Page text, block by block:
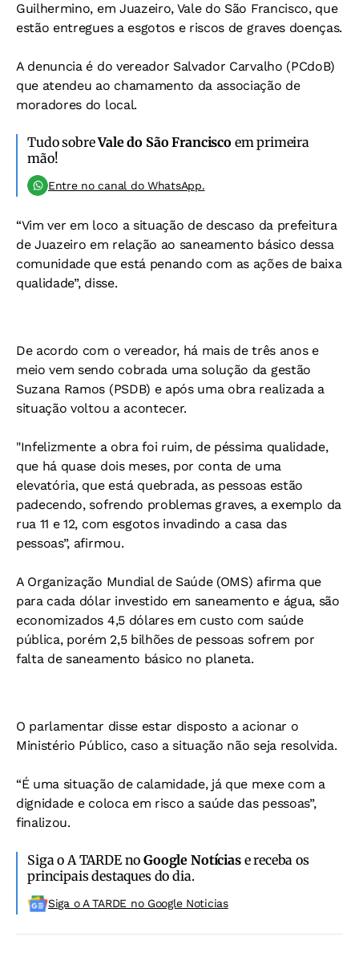
Guilhermino, em Juazeiro, Vale do São Francisco, que
estão entregues a esgotos e riscos de graves doenças.
A denuncia é do vereador Salvador Carvalho (PCdoB)
que atendeu ao chamamento da associação de
moradores do local.
Tudo sobreVale do São Francisco em primeira
mão!
Entre no canal do WhatsApp.
“Vim ver em loco a situação de descaso da prefeitura
de Juazeiro em relação ao saneamento básico dessa
comunidade que está penando com as ações de baixa
qualidade”, disse.
De acordo com o vereador, há mais de três anos e
meio vem sendo cobrada uma solução da gestão
Suzana Ramos (PSDB) e após uma obra realizada a
situação voltou a acontecer.
"Infelizmente a obra foi ruim, de péssima qualidade,
que há quase dois meses, por conta de uma
elevatória, que está quebrada, as pessoas estão
padecendo, sofrendo problemas graves, a exemplo da
rua 11 e 12, com esgotos invadindo a casa das
pessoas”, afirmou.
A Organização Mundial de Saúde (OMS) afirma que
para cada dólar investido em saneamento e água, são
economizados 4,5 dólares em custo com saúde
pública, porém 2,5 bilhões de pessoas sofrem por
falta de saneamento básico no planeta.
O parlamentar disse estar disposto a acionar o
Ministério Público, caso a situação não seja resolvida.
“É uma situação de calamidade, já que mexe com a
dignidade e coloca em risco a saúde das pessoas”,
finalizou.
Siga o A TARDE noGoogle Notíciase receba os
principais destaques do dia.
Siga o A TARDE no Google Noticias